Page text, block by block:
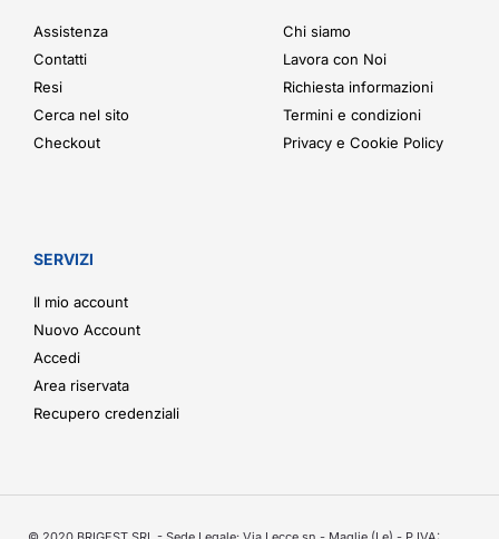
Assistenza
Contatti
Resi
Cerca nel sito
Checkout
Chi siamo
Lavora con Noi
Richiesta informazioni
Termini e condizioni
Privacy e Cookie Policy
SERVIZI
Il mio account
Nuovo Account
Accedi
Area riservata
Recupero credenziali